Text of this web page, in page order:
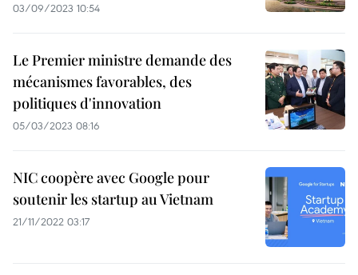
03/09/2023 10:54
Le Premier ministre demande des
mécanismes favorables, des
politiques d'innovation
05/03/2023 08:16
NIC coopère avec Google pour
soutenir les startup au Vietnam
21/11/2022 03:17